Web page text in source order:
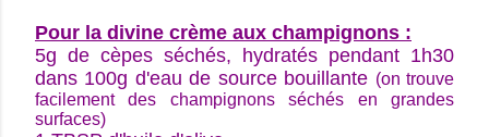
Pour la divine crème aux champignons :
5g de cèpes séchés, hydratés pendant 1h30
dans 100g d'eau de source bouillante (on trouve
facilement des champignons séchés en grandes
surfaces)